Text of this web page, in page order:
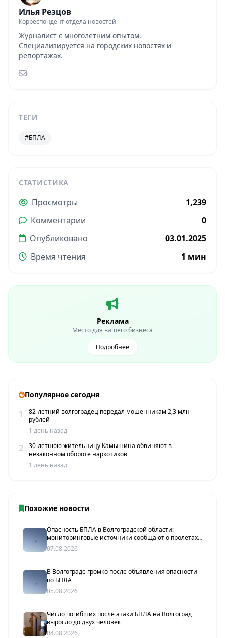
Илья Резцов
Корреспондент отдела новостей
Журналист с многолетним опытом.
Специализируется на городских новостях и
репортажах.
ТЕГИ
#БПЛА
СТАТИСТИКА
Просмотры
1,239
Комментарии
0
Опубликовано
03.01.2025
Время чтения
1 мин
Реклама
Место для вашего бизнеса
Подробнее
Популярное сегодня
1
82-летний волгоградец передал мошенникам 2,3 млн
рублей
1 день назад
2
30-летнюю жительницу Камышина обвиняют в
незаконном обороте наркотиков
1 день назад
Похожие новости
Опасность БПЛА в Волгоградской области:
мониторинговые источники сообщают о пролетах
беспилотников
07.08.2026
В Волгограде громко после объявления опасности
по БПЛА
05.08.2026
Число погибших после атаки БПЛА на Волгоград
выросло до двух человек
04.08.2026